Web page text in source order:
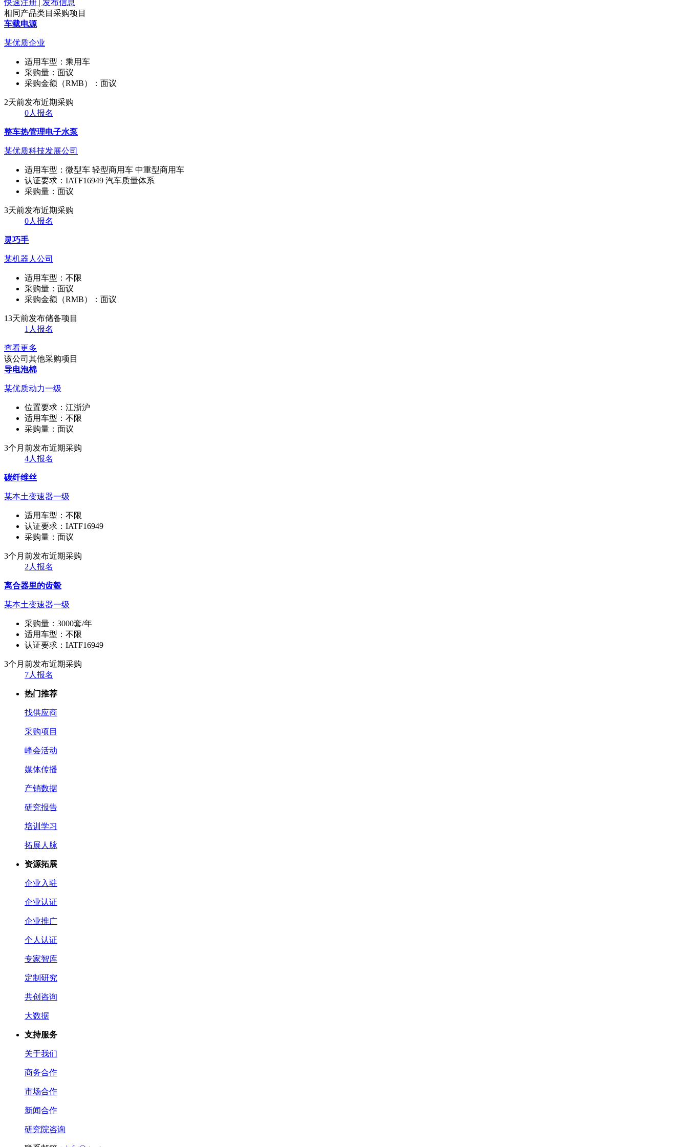
快速注册 | 发布信息
相同产品类目采购项目
车载电源
某优质企业
适用车型： 乘用车
采购量： 面议
采购金额（RMB）： 面议
2天前发布近期采购
0人报名
整车热管理电子水泵
某优质科技发展公司
适用车型： 微型车 轻型商用车 中重型商用车
认证要求： IATF16949 汽车质量体系
采购量： 面议
3天前发布近期采购
0人报名
灵巧手
某机器人公司
适用车型： 不限
采购量： 面议
采购金额（RMB）： 面议
13天前发布储备项目
1人报名
查看更多
该公司其他采购项目
导电泡棉
某优质动力一级
位置要求： 江浙沪
适用车型： 不限
采购量： 面议
3个月前发布近期采购
4人报名
碳纤维丝
某本土变速器一级
适用车型： 不限
认证要求： IATF16949
采购量： 面议
3个月前发布近期采购
2人报名
离合器里的齿毂
某本土变速器一级
采购量： 3000套/年
适用车型： 不限
认证要求： IATF16949
3个月前发布近期采购
7人报名
热门推荐
找供应商
采购项目
峰会活动
媒体传播
产销数据
研究报告
培训学习
拓展人脉
资源拓展
企业入驻
企业认证
企业推广
个人认证
专家智库
定制研究
共创咨询
大数据
支持服务
关于我们
商务合作
市场合作
新闻合作
研究院咨询